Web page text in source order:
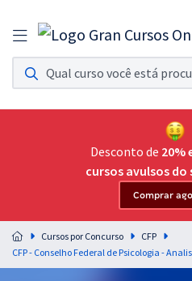
Assinatura Ilimitada 11
Acesso a todos os cursos. Teste grátis por
Assinatura OAB Até Passar
Acesso ilimitado a toda preparação para
Residências Multiprofissionais
Preparação completa e intensiva para
residências em saúde do Brasil
Desconto de 20%
cursos avulsos do
Comprar
Cursos por Concurso
CFP